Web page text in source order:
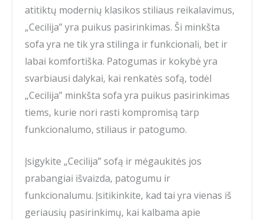
atitiktų modernių klasikos stiliaus reikalavimus,
„Cecilija” yra puikus pasirinkimas. Ši minkšta
sofa yra ne tik yra stilinga ir funkcionali, bet ir
labai komfortiška. Patogumas ir kokybė yra
svarbiausi dalykai, kai renkatės sofą, todėl
„Cecilija” minkšta sofa yra puikus pasirinkimas
tiems, kurie nori rasti kompromisą tarp
funkcionalumo, stiliaus ir patogumo.
Įsigykite „Cecilija” sofą ir mėgaukitės jos
prabangiai išvaizda, patogumu ir
funkcionalumu. Įsitikinkite, kad tai yra vienas iš
geriausių pasirinkimų, kai kalbama apie